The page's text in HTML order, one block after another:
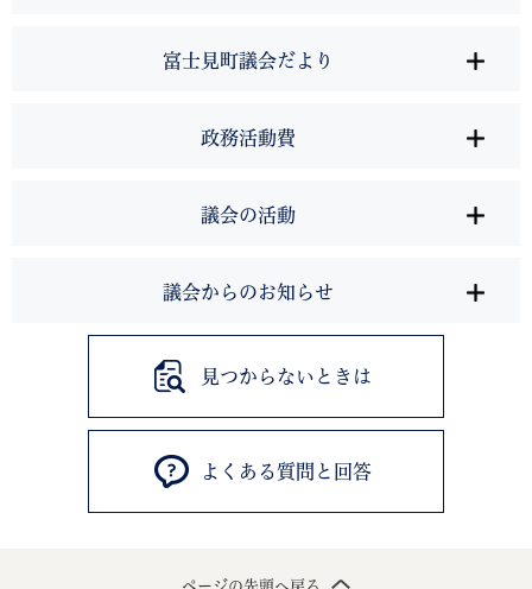
富士見町議会だより
政務活動費
議会の活動
議会からのお知らせ
見つからないときは
よくある質問と回答
ページの先頭へ戻る